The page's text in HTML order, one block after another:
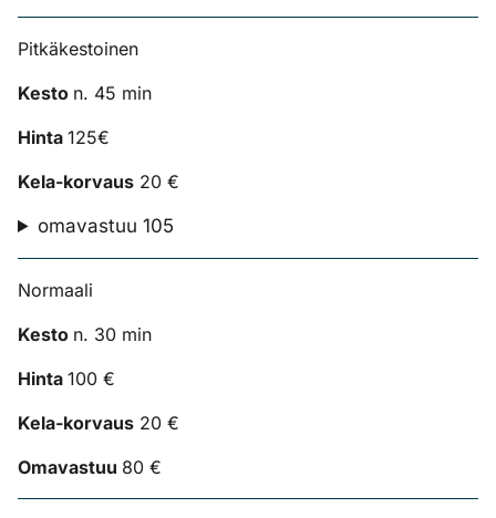
Pitkäkestoinen
Kesto n. 45 min
Hinta 125€
Kela-korvaus 20 €
omavastuu 105
Normaali
Kesto n. 30 min
Hinta 100 €
Kela-korvaus 20 €
Omavastuu 80 €